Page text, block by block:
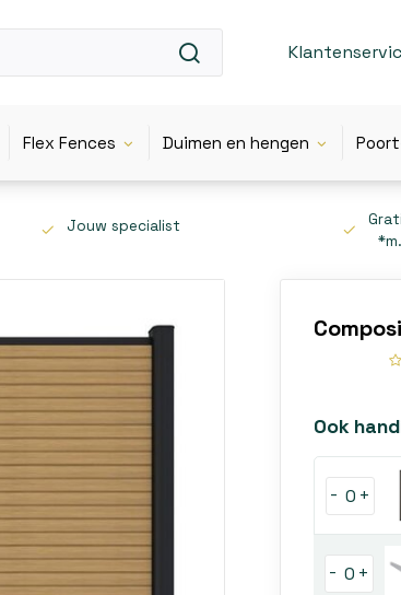
Flex Fences Duimen en hengen
Jouw specialist
Ook
- +
- +